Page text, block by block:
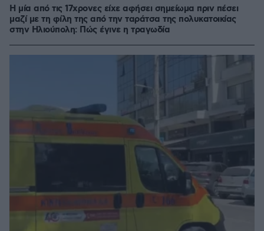
Η μία από τις 17χρονες είχε αφήσει σημείωμα πριν πέσει
μαζί με τη φίλη της από την ταράτσα της πολυκατοικίας
στην Ηλιούπολη: Πώς έγινε η τραγωδία